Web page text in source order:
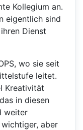
Kollegium an.
eigentlich sind
Dienst
wo sie seit
leitet.
Kreativität
in diesen
weiter
aber